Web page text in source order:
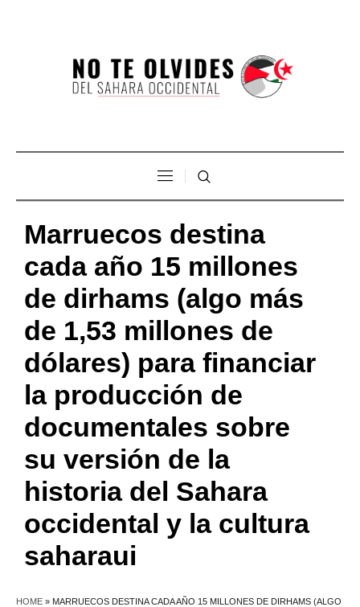
Marruecos destina
cada año 15 millones
de dirhams (algo más
de 1,53 millones de
dólares) para financiar
la producción de
documentales sobre
su versión de la
historia del Sahara
occidental y la cultura
saharaui
HOME » MARRUECOS DESTINA CADA AÑO 15 MILLONES DE DIRHAMS (ALGO